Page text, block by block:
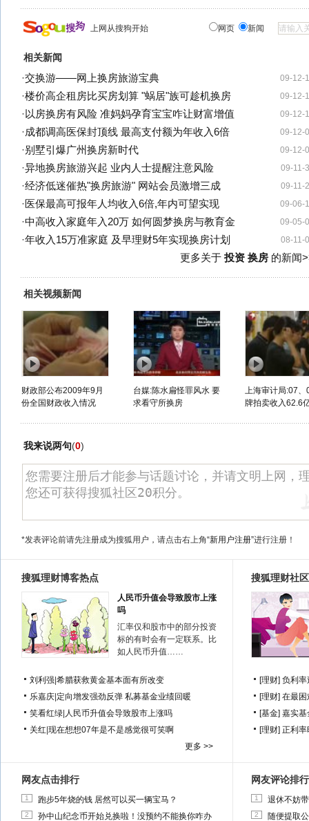
上网从搜狗开始 网页 新闻
相关新闻
09-12-
·交换游——网上换房旅游宝典
09-12-
·楼价高企租房比买房划算 "蜗居"族可趁机换房
09-12-
·以房换房有风险 准妈妈孕育宝宝咋让财富增值
09-12-
·成都调高医保封顶线 最高支付额为年收入6倍
09-12-
·别墅引爆广州换房新时代
09-11-
·异地换房旅游兴起 业内人士提醒注意风险
09-11-
·经济低迷催热"换房旅游" 网站会员激增三成
09-06-
· 医保最高可报年人均收入6倍,年内可望实现
09-05-
·中高收入家庭年入20万 如何圆梦换房与教育金
08-11-
·年收入15万准家庭 及早理财5年实现换房计划
更多关于 投资 换房的新闻
相关视频新闻
财政部公布2009年9月
份全国财政收入情况
台媒:陈水扁怪罪风水 要
求看守所换房
上海审计局:07、
牌拍卖收入62.6
我来说两句(0)
*发表评论前请先注册成为搜狐用户，请点击右上角“新用户注册”进行注册！
搜狐理财博客热点
人民币升值会导致股市上涨
吗
汇率仅和股市中的部分投资
标的有时会有一定联系。比
如人民币升值……
刘利强 希腊获救黄金基本面有所改变
乐嘉庆 定向增发强劲反弹 私募基金业绩回暖
笑看红绿 人民币升值会导致股市上涨吗
关红 现在想想07年是不是感觉很可笑啊
更多 >>
搜狐理财社
[理财] 负利率
[理财] 在最困
[基金] 嘉实基
[理财] 正利率
网友点击排行
1 跑步5年烧的钱 居然可以买一辆宝马？
2 孙中山纪念币开始兑换啦！没预约不能换你咋办
网友评论排行
1 退休不妨
2 随便提取